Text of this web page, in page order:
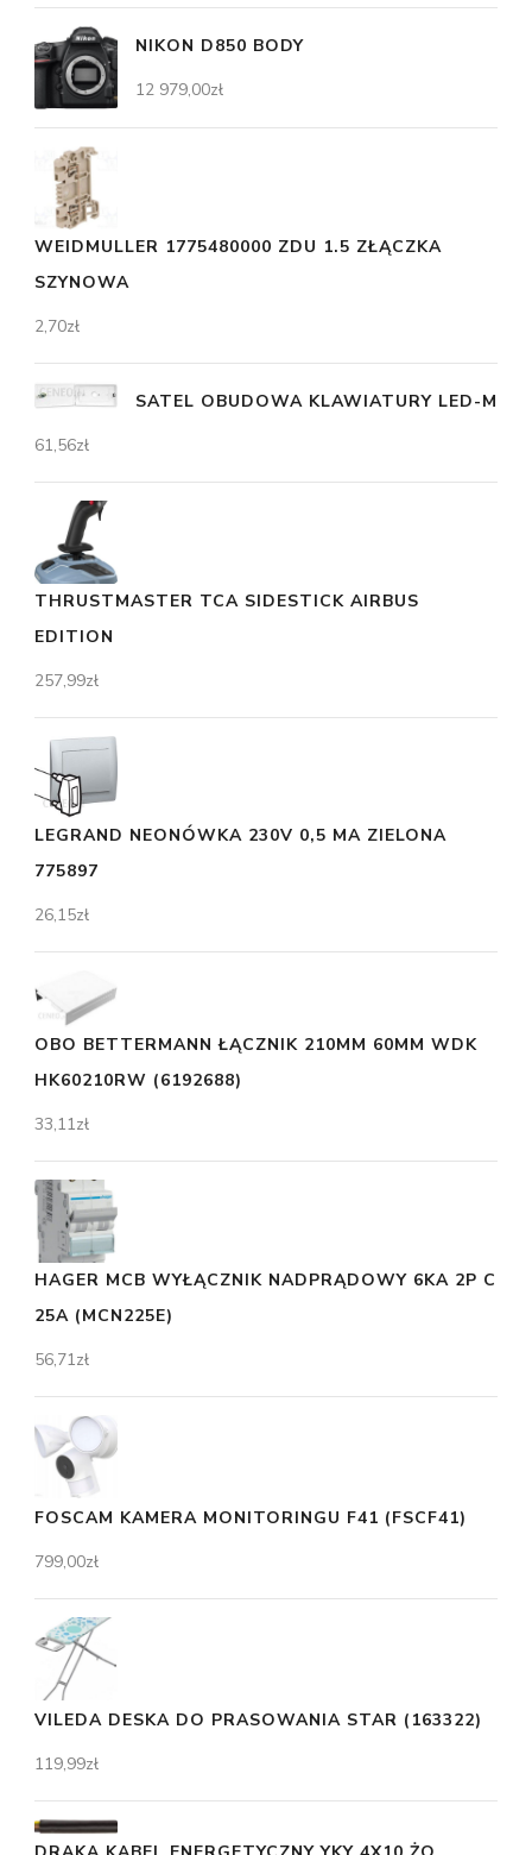
NIKON D850 BODY
12 979,00zł
WEIDMULLER 1775480000 ZDU 1.5 ZŁĄCZKA
SZYNOWA
2,70zł
SATEL OBUDOWA KLAWIATURY LED-M
61,56zł
THRUSTMASTER TCA SIDESTICK AIRBUS
EDITION
257,99zł
LEGRAND NEONÓWKA 230V 0,5 MA ZIELONA
775897
26,15zł
OBO BETTERMANN ŁĄCZNIK 210MM 60MM WDK
HK60210RW (6192688)
33,11zł
HAGER MCB WYŁĄCZNIK NADPRĄDOWY 6KA 2P C
25A (MCN225E)
56,71zł
FOSCAM KAMERA MONITORINGU F41 (FSCF41)
799,00zł
VILEDA DESKA DO PRASOWANIA STAR (163322)
119,99zł